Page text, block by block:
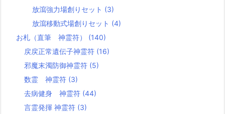
放瀉強力場創りセット (3)
放瀉移動式場創りセット (4)
お札（直筆 神霊符） (140)
戻戻正常遺伝子神霊符 (16)
邪魔末濁防御神霊符 (5)
数霊 神霊符 (3)
去病健身 神霊符 (44)
言霊発揮 神霊符 (3)